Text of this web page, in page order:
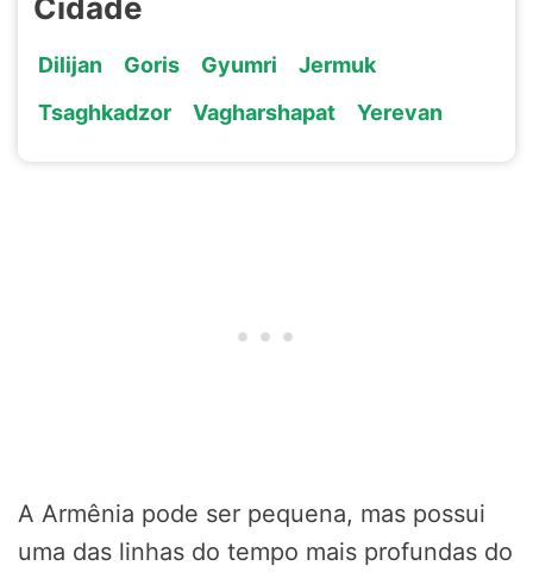
Cidade
Dilijan Goris Gyumri
Jermuk
Tsaghkadzor
Vagharshapat Yerevan
A Armênia pode ser pequena, mas possui
uma das linhas do tempo mais profundas do